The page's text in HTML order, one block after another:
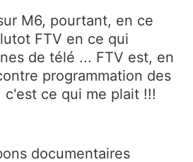
M6, pourtant, en ce
FTV en ce qui
de télé ... FTV est, en
programmation des
c'est ce qui me plait !!!
documentaires